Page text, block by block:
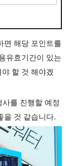
면 해당 포인트를
유효기간이 있는
할 것 해야겠
를 진행할 예정
을 것 같습니다.